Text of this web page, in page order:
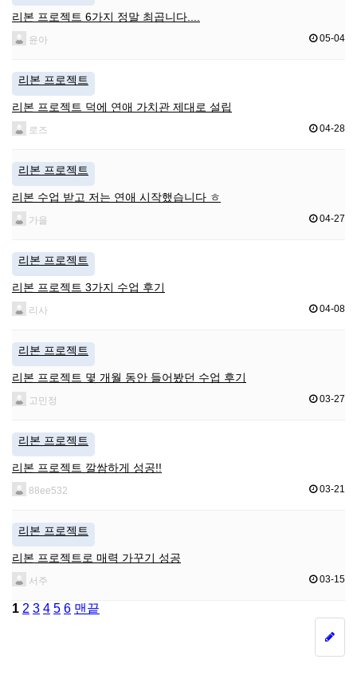
리본 프로젝트 6가지 정말 최곱니다....
윤아 05-04
리본 프로젝트
리본 프로젝트 덕에 연애 가치관 제대로 설립
로즈 04-28
리본 프로젝트
리본 수업 받고 저는 연애 시작했습니다 ㅎ
가을 04-27
리본 프로젝트
리본 프로젝트 3가지 수업 후기
리사 04-08
리본 프로젝트
리본 프로젝트 몇 개월 동안 들어봤던 수업 후기
고민정 03-27
리본 프로젝트
리본 프로젝트 깔쌈하게 성공!!
88ee532 03-21
리본 프로젝트
리본 프로젝트로 매력 가꾸기 성공
서주 03-15
1 2 3 4 5 6 맨끝